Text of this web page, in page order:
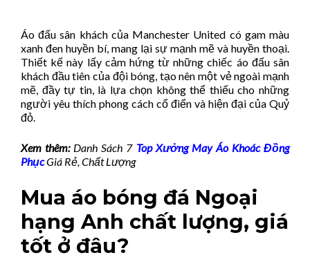
Áo đấu sân khách của Manchester United có gam màu
xanh đen huyền bí, mang lại sự mạnh mẽ và huyền thoại.
Thiết kế này lấy cảm hứng từ những chiếc áo đấu sân
khách đầu tiên của đội bóng, tạo nên một vẻ ngoài mạnh
mẽ, đầy tự tin, là lựa chọn không thể thiếu cho những
người yêu thích phong cách cổ điển và hiện đại của Quỷ
đỏ.
Xem thêm: Danh Sách 7 Top Xưởng May Áo Khoác Đồng
PhụcGiá Rẻ, Chất Lượng
Mua áo bóng đá Ngoại
hạng Anh chất lượng, giá
tốt ở đâu?